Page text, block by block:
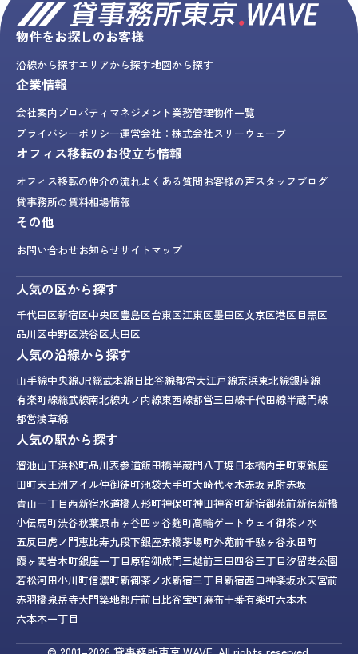
物件をお探しのお客様
沿線から探すエリアから探す地図から探す
企業情報
会社案内プロパティマネジメント業務管理物件一覧
プライバシーポリシー運営会社：株式会社スリーウェーブ
オフィス移転のお役立ち情報
オフィス移転の仲介の流れよくある質問お客様の声スタッフブログ
貸事務所の賃料相場情報
その他
お問い合わせお知らせサイトマップ
人気の区から探す
千代田区新宿区中央区豊島区台東区江東区墨田区文京区港区目黒区
品川区中野区渋谷区大田区
人気の沿線から探す
山手線中央線JR総武本線日比谷線都営大江戸線京浜東北線銀座線
有楽町線総武線南北線丸ノ内線東西線都営三田線千代田線半蔵門線
都営浅草線
人気の駅から探す
溜池山王浜松町品川表参道飯田橋半蔵門八丁堀日本橋内幸町東銀座
田町天王洲アイル仲御徒町池袋大手町大崎代々木赤坂見附赤坂
青山一丁目西新宿水道橋人形町神保町神田神谷町新宿御苑前新宿新橋
小伝馬町渋谷秋葉原市ヶ谷四ッ谷麹町高輪ゲートウェイ御茶ノ水
五反田虎ノ門恵比寿九段下銀座京橋茅場町外苑前千駄ヶ谷永田町
霞ヶ関岩本町銀座一丁目原宿御成門三越前三田四谷三丁目汐留芝公園
若松河田小川町信濃町新御茶ノ水新宿三丁目新宿西口神楽坂水天宮前
赤羽橋泉岳寺大門築地都庁前日比谷宝町麻布十番有楽町六本木
六本木一丁目